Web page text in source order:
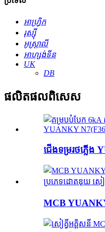
អាហ្វ្រិក
រុស្ស៊ី
អូស្ត្រាលី
អាហ្សង់ទីន
UK
DB
ផលិតផល​ពិសេស
ជើងទម្រ​រថភ្លើង
MCB